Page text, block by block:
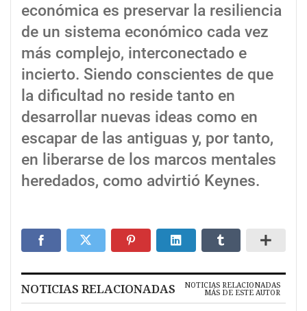
económica es preservar la resiliencia
de un sistema económico cada vez
más complejo, interconectado e
incierto. Siendo conscientes de que
la dificultad no reside tanto en
desarrollar nuevas ideas como en
escapar de las antiguas y, por tanto,
en liberarse de los marcos mentales
heredados, como advirtió Keynes.
NOTICIAS RELACIONADAS NOTICIAS RELACIONADAS
MÁS DE ESTE AUTOR